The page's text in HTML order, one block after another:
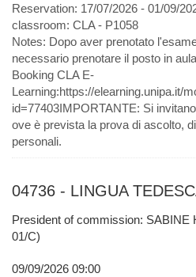
Reservation: 17/07/2026 - 01/09/
classroom: CLA - P1058
Notes: Dopo aver prenotato
necessario prenotare il posto in
Booking CLA E-
Learning:https://elearning.unipa.it/
id=77403IMPORTANTE: Si
ove è prevista la prova di ascolto,
personali.
04736 - LINGUA
President of commission:
01/C)
09/09/2026 09:00